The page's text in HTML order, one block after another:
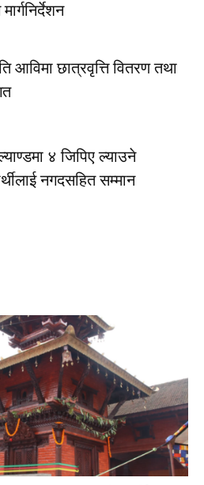
आविमा छात्रवृत्ति वितरण तथा
४ जिपिए ल्याउने
नगदसहित सम्मान